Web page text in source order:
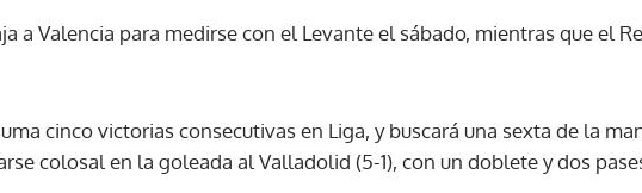
a Valencia para medirse con el Levante el sábado, mientras que el
cinco victorias consecutivas en Liga, y buscará una sexta de la
colosal en la goleada al Valladolid (5-1), con un doblete y dos